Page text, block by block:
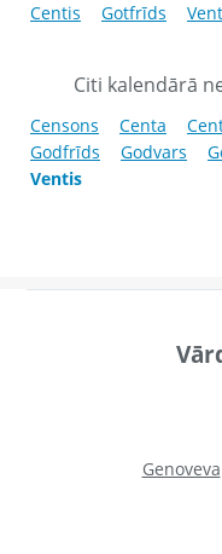
Centis Gotfrīds
Citi kalendārā
Censons Centa
Godfrīds
Godvars
Ventis
Genoveva